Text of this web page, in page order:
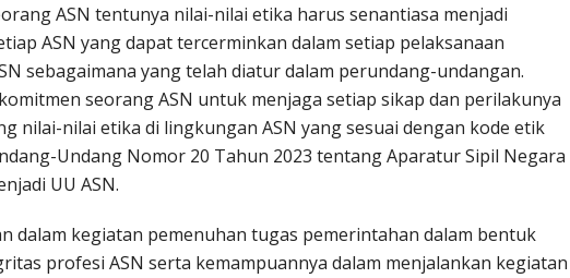
ASN tentunya nilai-nilai etika harus senantiasa menjadi
ASN yang dapat tercerminkan dalam setiap pelaksanaan
sebagaimana yang telah diatur dalam perundang-undangan.
seorang ASN untuk menjaga setiap sikap dan perilakunya
nilai-nilai etika di lingkungan ASN yang sesuai dengan kode etik
Undang Nomor 20 Tahun 2023 tentang Aparatur Sipil Negara
UU ASN.
dalam kegiatan pemenuhan tugas pemerintahan dalam bentuk
profesi ASN serta kemampuannya dalam menjalankan kegiatan